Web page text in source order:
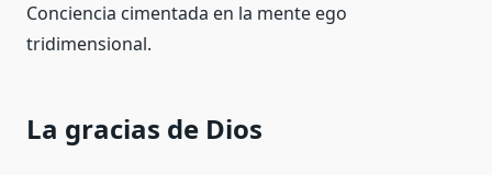
Conciencia cimentada en la mente ego
tridimensional.
La gracias de Dios